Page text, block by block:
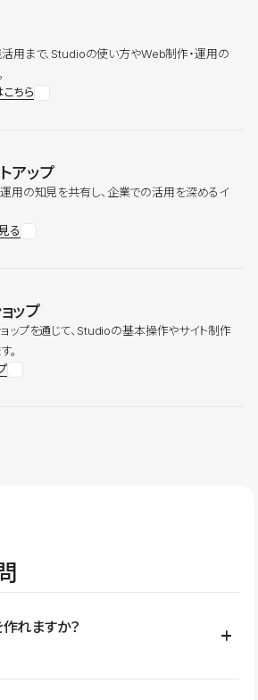
用まで、Studioの使い方やWeb制作・運用の
ちら
アップ
用の知見を共有し、企業での活用を深めるイ
る
ップ
ップを通じて、Studioの基本操作やサイト制作
。
れますか？